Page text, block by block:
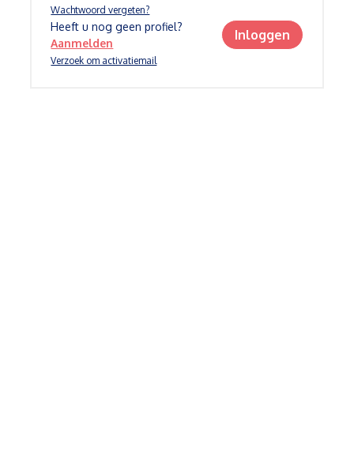
Wachtwoord vergeten?
Verzoek om activatiemail
Heeft u nog geen profiel?
Aanmelden
Inloggen